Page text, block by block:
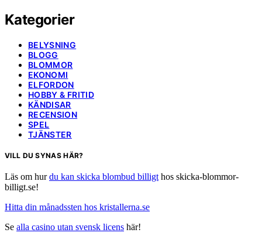
Kategorier
BELYSNING
BLOGG
BLOMMOR
EKONOMI
ELFORDON
HOBBY & FRITID
KÄNDISAR
RECENSION
SPEL
TJÄNSTER
VILL DU SYNAS HÄR?
Läs om hurdu kan skicka blombud billigt hos skicka-blommor-
billigt.se!
Hitta din månadssten hos kristallerna.se
Se alla casino utan svensk licens här!